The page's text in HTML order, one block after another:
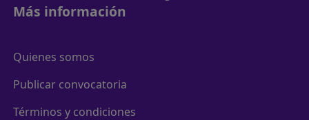
Más información
Quienes somos
Publicar convocatoria
Términos y condiciones